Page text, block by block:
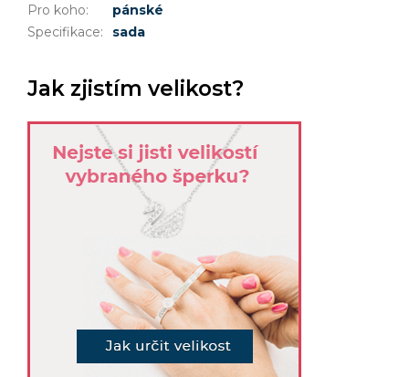
Pro koho:
pánské
Specifikace: sada
Jak zjistím velikost?